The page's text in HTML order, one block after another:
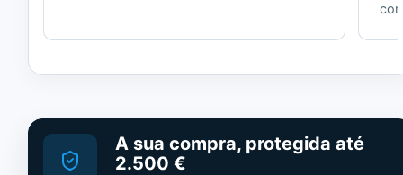
A sua compra, protegida até
2.500 €